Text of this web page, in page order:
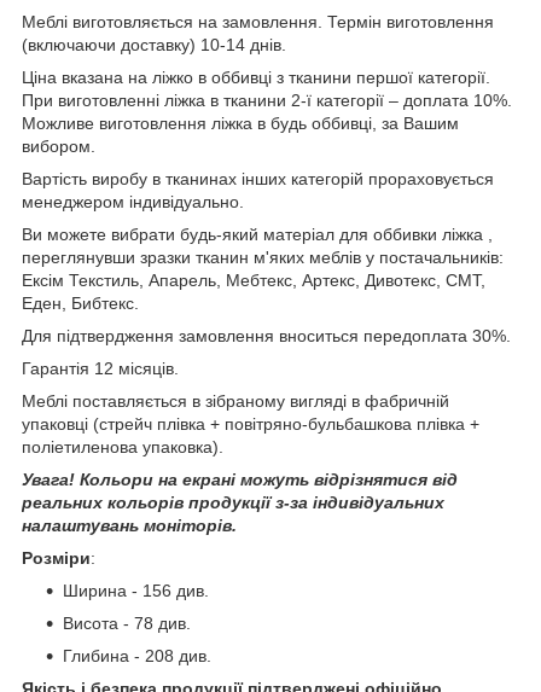
Меблі виготовляється на замовлення. Термін виготовлення
(включаючи доставку) 10-14 днів.
Ціна вказана на ліжко в оббивці з тканини першої категорії.
При виготовленні ліжка в тканини 2-ї категорії – доплата 10%.
Можливе виготовлення ліжка в будь оббивці, за Вашим
вибором.
Вартість виробу в тканинах інших категорій прораховується
менеджером індивідуально.
Ви можете вибрати будь-який матеріал для оббивки ліжка ,
переглянувши зразки тканин м'яких меблів у постачальників:
Ексім Текстиль, Апарель, Мебтекс, Артекс, Дивотекс, СМТ,
Еден, Бибтекс.
Для підтвердження замовлення вноситься передоплата 30%.
Гарантія 12 місяців.
Меблі поставляється в зібраному вигляді в фабричній
упаковці (стрейч плівка + повітряно-бульбашкова плівка +
поліетиленова упаковка).
Увага! Кольори на екрані можуть відрізнятися від
реальних кольорів продукції з-за індивідуальних
налаштувань моніторів.
Розміри:
Ширина - 156 див.
Висота - 78 див.
Глибина - 208 див.
Якість і безпека продукції підтверджені офіційно